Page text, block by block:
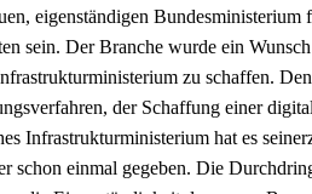
eigenständigen
sein. Der Branche wurde ein
zu schaffen.
der Schaffung einer
Infrastrukturministerium hat es
schon einmal gegeben. Die